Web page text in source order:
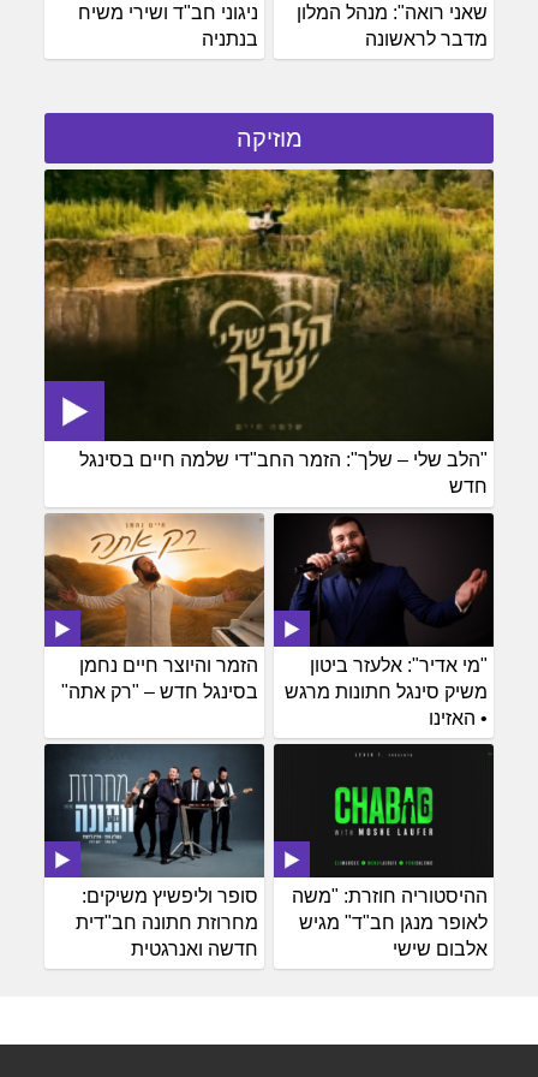
ניגוני חב"ד ושירי משיח
בנתניה
שאני רואה": מנהל המלון
מדבר לראשונה
מוזיקה
"הלב שלי – שלך": הזמר החב"די שלמה חיים בסינגל
חדש
הזמר והיוצר חיים נחמן
בסינגל חדש – "רק אתה"
"מי אדיר": אלעזר ביטון
משיק סינגל חתונות מרגש
• האזינו
סופר וליפשיץ משיקים:
מחרוזת חתונה חב"דית
חדשה ואנרגטית
ההיסטוריה חוזרת: "משה
לאופר מנגן חב"ד" מגיש
אלבום שישי